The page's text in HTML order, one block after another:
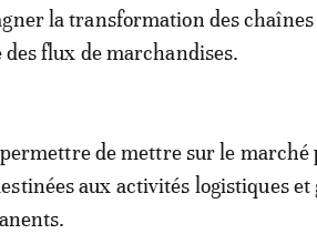
la transformation des chaînes
flux de marchandises.
de mettre sur le marché
aux activités logistiques